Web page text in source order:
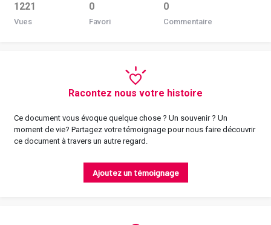
1221
Vues
0
Favori
0
Commentaire
Racontez nous votre histoire
Ce document vous évoque quelque chose ? Un souvenir ? Un
moment de vie? Partagez votre témoignage pour nous faire découvrir
ce document à travers un autre regard.
Ajoutez un témoignage